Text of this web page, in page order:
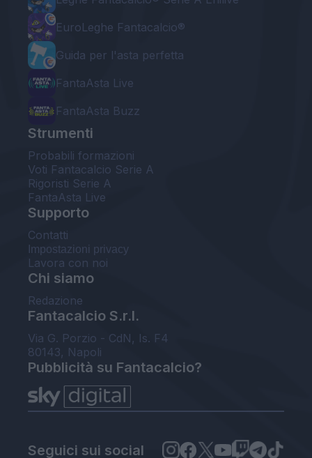
EuroLeghe Fantacalcio®
Guida per l'asta perfetta
FantaAsta Live
FantaAsta Buzz
Strumenti
Probabili formazioni
Voti Fantacalcio Serie A
Rigoristi Serie A
FantaAsta Live
Supporto
Contatti
Impostazioni privacy
Lavora con noi
Chi siamo
Redazione
Fantacalcio S.r.l.
Via G. Porzio - CdN, Is. F4
80143, Napoli
Pubblicità su Fantacalcio?
Seguici sui social